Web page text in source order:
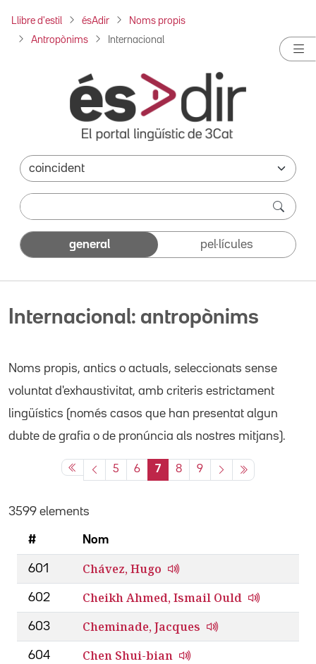
Llibre d'estil ésAdir Noms propis
Antropònims Internacional
general pel·lícules
Internacional: antropònims
Noms propis, antics o actuals, seleccionats sense
voluntat d'exhaustivitat, amb criteris estrictament
lingüístics (només casos que han presentat algun
dubte de grafia o de pronúncia als nostres mitjans).
5 6 7 8 9
3599 elements
# Nom
601 Chávez, Hugo
602 Cheikh Ahmed, Ismail Ould
603 Cheminade, Jacques
604 Chen Shui-bian